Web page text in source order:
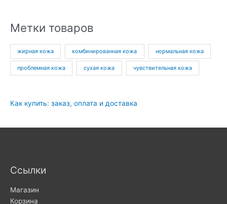
Метки товаров
жирная кожа комбинированная кожа нормальная кожа
проблемная кожа сухая кожа чувствительная кожа
Как купить: заказ, оплата и доставка
Ссылки
Магазин
Корзина